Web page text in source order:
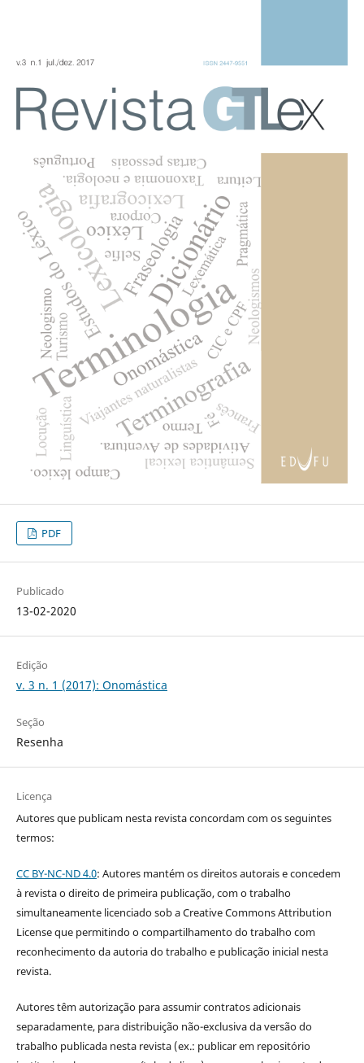
PDF
Publicado
13-02-2020
Edição
v. 3 n. 1 (2017): Onomástica
Seção
Resenha
Licença
Autores que publicam nesta revista concordam com os seguintes
termos:
CC BY-NC-ND 4.0: Autores mantém os direitos autorais e concedem
à revista o direito de primeira publicação, com o trabalho
simultaneamente licenciado sob a Creative Commons Attribution
License que permitindo o compartilhamento do trabalho com
reconhecimento da autoria do trabalho e publicação inicial nesta
revista.
Autores têm autorização para assumir contratos adicionais
separadamente, para distribuição não-exclusiva da versão do
trabalho publicada nesta revista (ex.: publicar em repositório